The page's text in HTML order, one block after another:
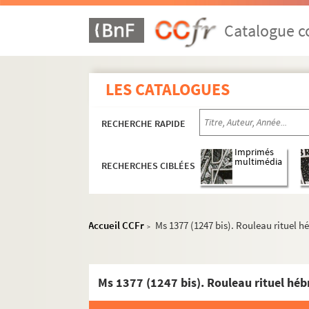
Catalogue
LES CATALOGUES
RECHERCHE RAPIDE
RECHERCHES CIBLÉES
Imprimés
multimédia
Accueil CCFr > Ms 1377 (1247 bis). Rouleau rituel
Ms 1377 (1247 bis). Rouleau rituel